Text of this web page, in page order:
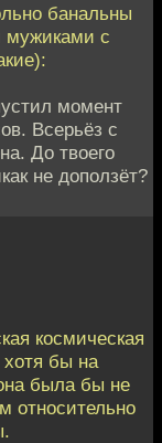
банальны
мужиками с
момент
Всерьёз с
До твоего
не доползёт?
космическая
бы на
была бы не
относительно